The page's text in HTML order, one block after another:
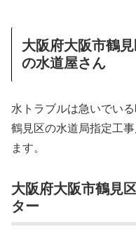
大阪府大阪市鶴
の水道屋さん
水トラブルは急いでい
鶴見区の水道局指定工
ます。
大阪府大阪市鶴見
ター